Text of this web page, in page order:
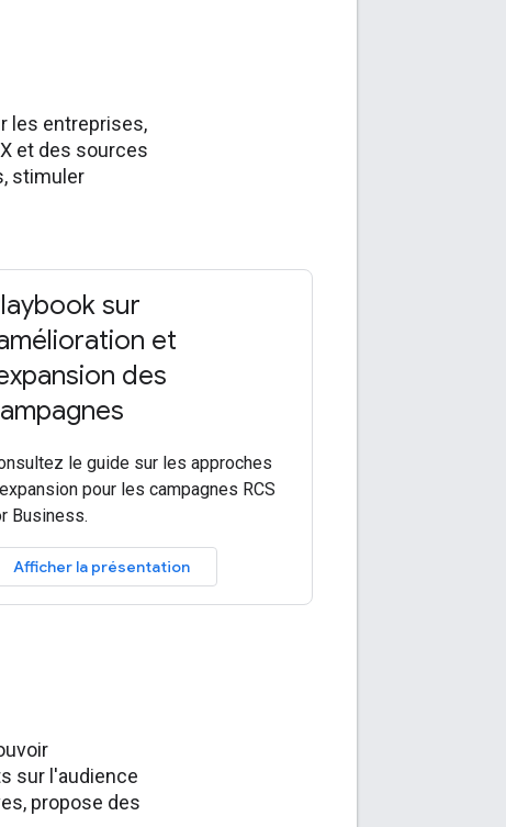
les entreprises,
et des sources
stimuler
sur
et
des
le guide sur les approches
pour les campagnes RCS
Business.
Afficher la présentation
sur l'audience
propose des